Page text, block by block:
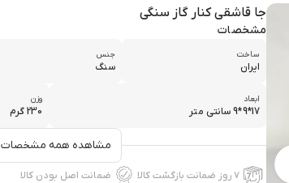
جا قاشقی کنار گاز سنگی
مشخصات
ساخت
ایران
جنس
سنگ
ابعاد
17*9*9 سانتی متر
وزن
230 گرم
مشاهده همه مشخصات
۷ روز ضمانت بازگشت کالا ضمانت اصل بودن کالا